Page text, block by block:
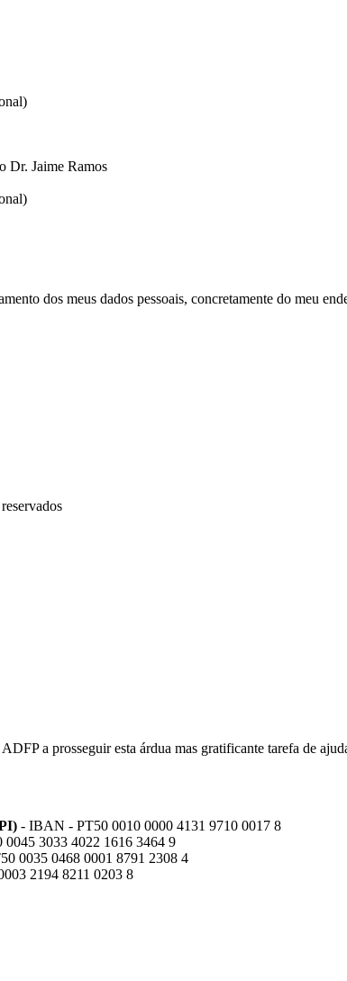
Dr. Jaime Ramos
dos meus dados pessoais, concretamente do meu
a prosseguir esta árdua mas gratificante tarefa de
- IBAN - PT50 0010 0000 4131 9710 0017 8
3033 4022 1616 3464 9
0035 0468 0001 8791 2308 4
2194 8211 0203 8